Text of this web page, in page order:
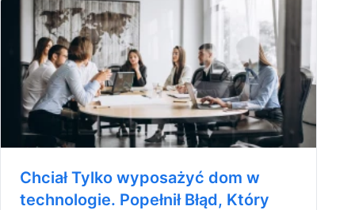
Chciał Tylko wyposażyć dom w
technologie. Popełnił Błąd, Który